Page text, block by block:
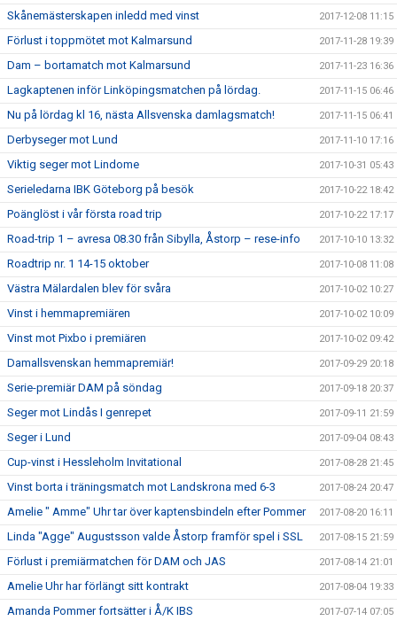
Skånemästerskapen inledd med vinst 2017-12-08 11:15
Förlust i toppmötet mot Kalmarsund 2017-11-28 19:39
Dam – bortamatch mot Kalmarsund 2017-11-23 16:36
Lagkaptenen inför Linköpingsmatchen på lördag. 2017-11-15 06:46
Nu på lördag kl 16, nästa Allsvenska damlagsmatch! 2017-11-15 06:41
Derbyseger mot Lund 2017-11-10 17:16
Viktig seger mot Lindome 2017-10-31 05:43
Serieledarna IBK Göteborg på besök 2017-10-22 18:42
Poänglöst i vår första road trip 2017-10-22 17:17
Road-trip 1 – avresa 08.30 från Sibylla, Åstorp – rese-info 2017-10-10 13:32
Roadtrip nr. 1 14-15 oktober 2017-10-08 11:08
Västra Mälardalen blev för svåra 2017-10-02 10:27
Vinst i hemmapremiären 2017-10-02 10:09
Vinst mot Pixbo i premiären 2017-10-02 09:42
Damallsvenskan hemmapremiär! 2017-09-29 20:18
Serie-premiär DAM på söndag 2017-09-18 20:37
Seger mot Lindås I genrepet 2017-09-11 21:59
Seger i Lund 2017-09-04 08:43
Cup-vinst i Hessleholm Invitational 2017-08-28 21:45
Vinst borta i träningsmatch mot Landskrona med 6-3 2017-08-24 20:47
Amelie " Amme" Uhr tar över kaptensbindeln efter Pommer 2017-08-20 16:11
Linda "Agge" Augustsson valde Åstorp framför spel i SSL 2017-08-15 21:59
Förlust i premiärmatchen för DAM och JAS 2017-08-14 21:01
Amelie Uhr har förlängt sitt kontrakt 2017-08-04 19:33
Amanda Pommer fortsätter i Å/K IBS 2017-07-14 07:05